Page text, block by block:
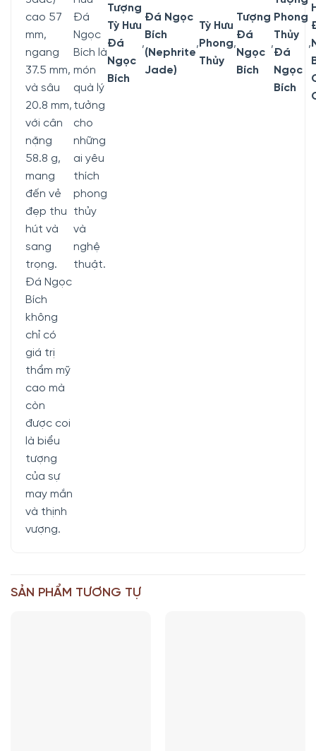
cao 57
mm,
ngang
37.5 mm,
và sâu
20.8 mm,
với cân
nặng
58.8 g,
mang
đến vẻ
đẹp thu
hút và
sang
trọng.
Đá Ngọc
Bích
không
chỉ có
giá trị
thẩm mỹ
cao mà
còn
được coi
là biểu
tượng
của sự
may mắn
và thịnh
vượng.
Đá
Ngọc
Bích là
món
quà lý
tưởng
cho
những
ai yêu
thích
phong
thủy
và
nghệ
thuật.
Tượng
Tỳ Hưu
Đá
Ngọc
Bích
,
Đá Ngọc
Bích
(Nephrite
Jade)
,
Tỳ Hưu
Phong
Thủy
,
Tượng
Đá
Ngọc
Bích
,
Phong
Thủy
Đá
Ngọc
Bích
,
SẢN PHẨM TƯƠNG TỰ